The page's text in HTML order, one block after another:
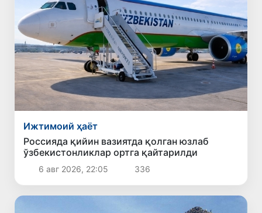
Ижтимоий ҳаёт
Россияда қийин вазиятда қолган юзлаб
ўзбекистонликлар ортга қайтарилди
6 авг 2026, 22:05 336